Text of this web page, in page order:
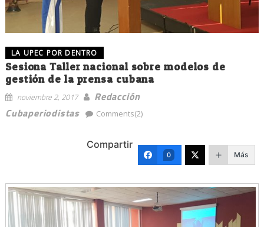
LA UPEC POR DENTRO
Sesiona Taller nacional sobre modelos de
gestión de la prensa cubana
noviembre 2, 2017
Redacción
Cubaperiodistas
Comments(2)
Compartir
0 Más